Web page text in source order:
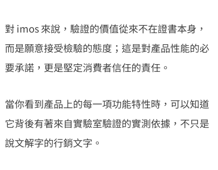
對 imos 來說，驗證的價值從來不在證書本身，
而是願意接受檢驗的態度；這是對產品性能的必
要承諾，更是堅定消費者信任的責任。
當你看到產品上的每一項功能特性時，可以知道
它背後有著來自實驗室驗證的實測依據，不只是
說文解字的行銷文字。